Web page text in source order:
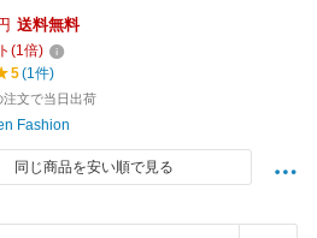
感- ユナイテッドアローズ アウトレ
ーツ・アウトドア用品 ゴルフグッズ
ホワイト ピンク【送料無料】
送料無料
(1倍)
5(1件)
注文で当日出荷
Fashion
同じ商品を安い順で見る